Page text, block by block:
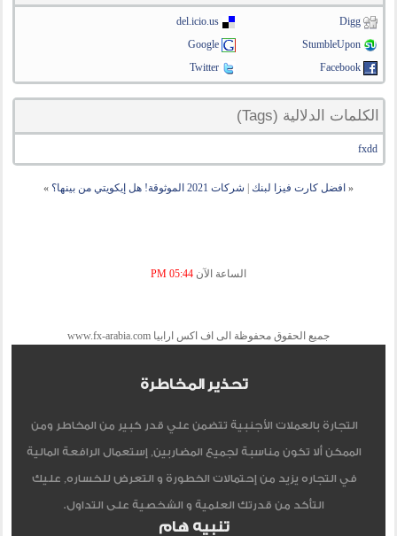
Digg
del.icio.us
StumbleUpon
Google
Facebook
Twitter
الكلمات الدلالية (Tags)
fxdd
« افضل كارت فيزا لبنك شركات 2021 الموثوقة! هل إيكويتي من بينها؟ »
الساعة الآن 05:44 PM
جميع الحقوق محفوظة الى اف اكس ارابيا www.fx-arabia.com
تحذير المخاطرة
التجارة بالعملات الأجنبية تتضمن علي قدر كبير من المخاطر ومن
الممكن ألا تكون مناسبة لجميع المضاربين, إستعمال الرافعة المالية
في التجاره يزيد من إحتمالات الخطورة و التعرض للخساره, عليك
التأكد من قدرتك العلمية و الشخصية على التداول.
تنبيه هام